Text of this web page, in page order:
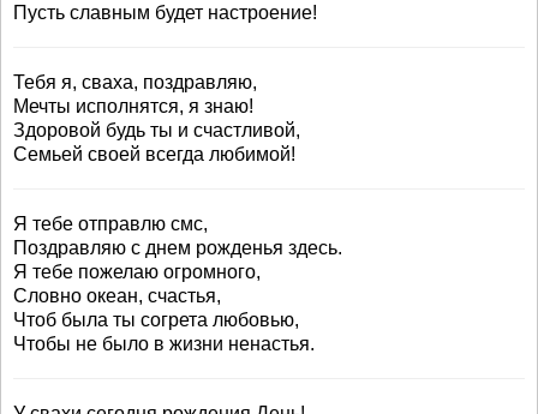
Пусть славным будет настроение!
Тебя я, сваха, поздравляю,
Мечты исполнятся, я знаю!
Здоровой будь ты и счастливой,
Семьей своей всегда любимой!
Я тебе отправлю смс,
Поздравляю с днем рожденья здесь.
Я тебе пожелаю огромного,
Словно океан, счастья,
Чтоб была ты согрета любовью,
Чтобы не было в жизни ненастья.